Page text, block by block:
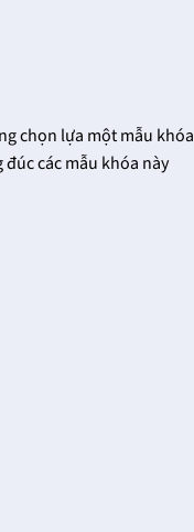
chọn lựa một mẫu khóa
các mẫu khóa này